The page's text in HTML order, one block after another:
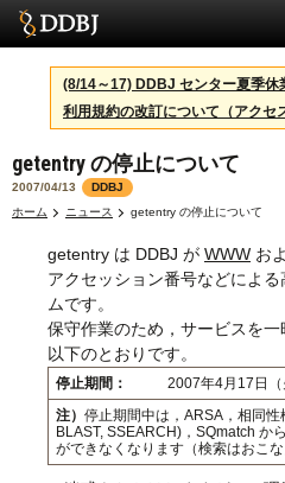
サービス
スパコン
統計
活動
センターについて
利用規約
問合せ
English
(8/14～17) DDBJ センター夏季休
利用規約の改訂について（アクセ
getentry の停止について
2007/04/13
DDBJ
ホーム
ニュース getentry の停止について
getentry は DDBJ が WWW お
アクセッション番号などによ
ムです。
保守作業のため，サービスを
以下のとおりです。
停止期間：
2007年4月17日
注） 停止期間中は，ARSA，相同性
BLAST, SSEARCH)，SQmatch か
ができなくなります（検索はおこな